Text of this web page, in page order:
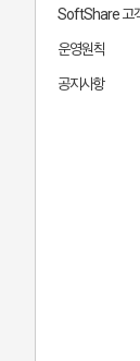
어린이
SoftShare 고
운영원칙
공지사항